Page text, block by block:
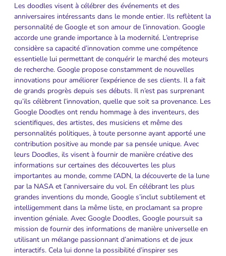
Les doodles visent à célébrer des événements et des
anniversaires intéressants dans le monde entier. Ils reflètent la
personnalité de Google et son amour de l’innovation. Google
accorde une grande importance à la modernité. L’entreprise
considère sa capacité d’innovation comme une compétence
essentielle lui permettant de conquérir le marché des moteurs
de recherche. Google propose constamment de nouvelles
innovations pour améliorer l’expérience de ses clients. Il a fait
de grands progrès depuis ses débuts. Il n’est pas surprenant
qu’ils célèbrent l’innovation, quelle que soit sa provenance. Les
Google Doodles ont rendu hommage à des inventeurs, des
scientifiques, des artistes, des musiciens et même des
personnalités politiques, à toute personne ayant apporté une
contribution positive au monde par sa pensée unique. Avec
leurs Doodles, ils visent à fournir de manière créative des
informations sur certaines des découvertes les plus
importantes au monde, comme l’ADN, la découverte de la lune
par la NASA et l’anniversaire du vol. En célébrant les plus
grandes inventions du monde, Google s’inclut subtilement et
intelligemment dans la même liste, en proclamant sa propre
invention géniale. Avec Google Doodles, Google poursuit sa
mission de fournir des informations de manière universelle en
utilisant un mélange passionnant d’animations et de jeux
interactifs. Cela lui donne la possibilité d’inspirer ses